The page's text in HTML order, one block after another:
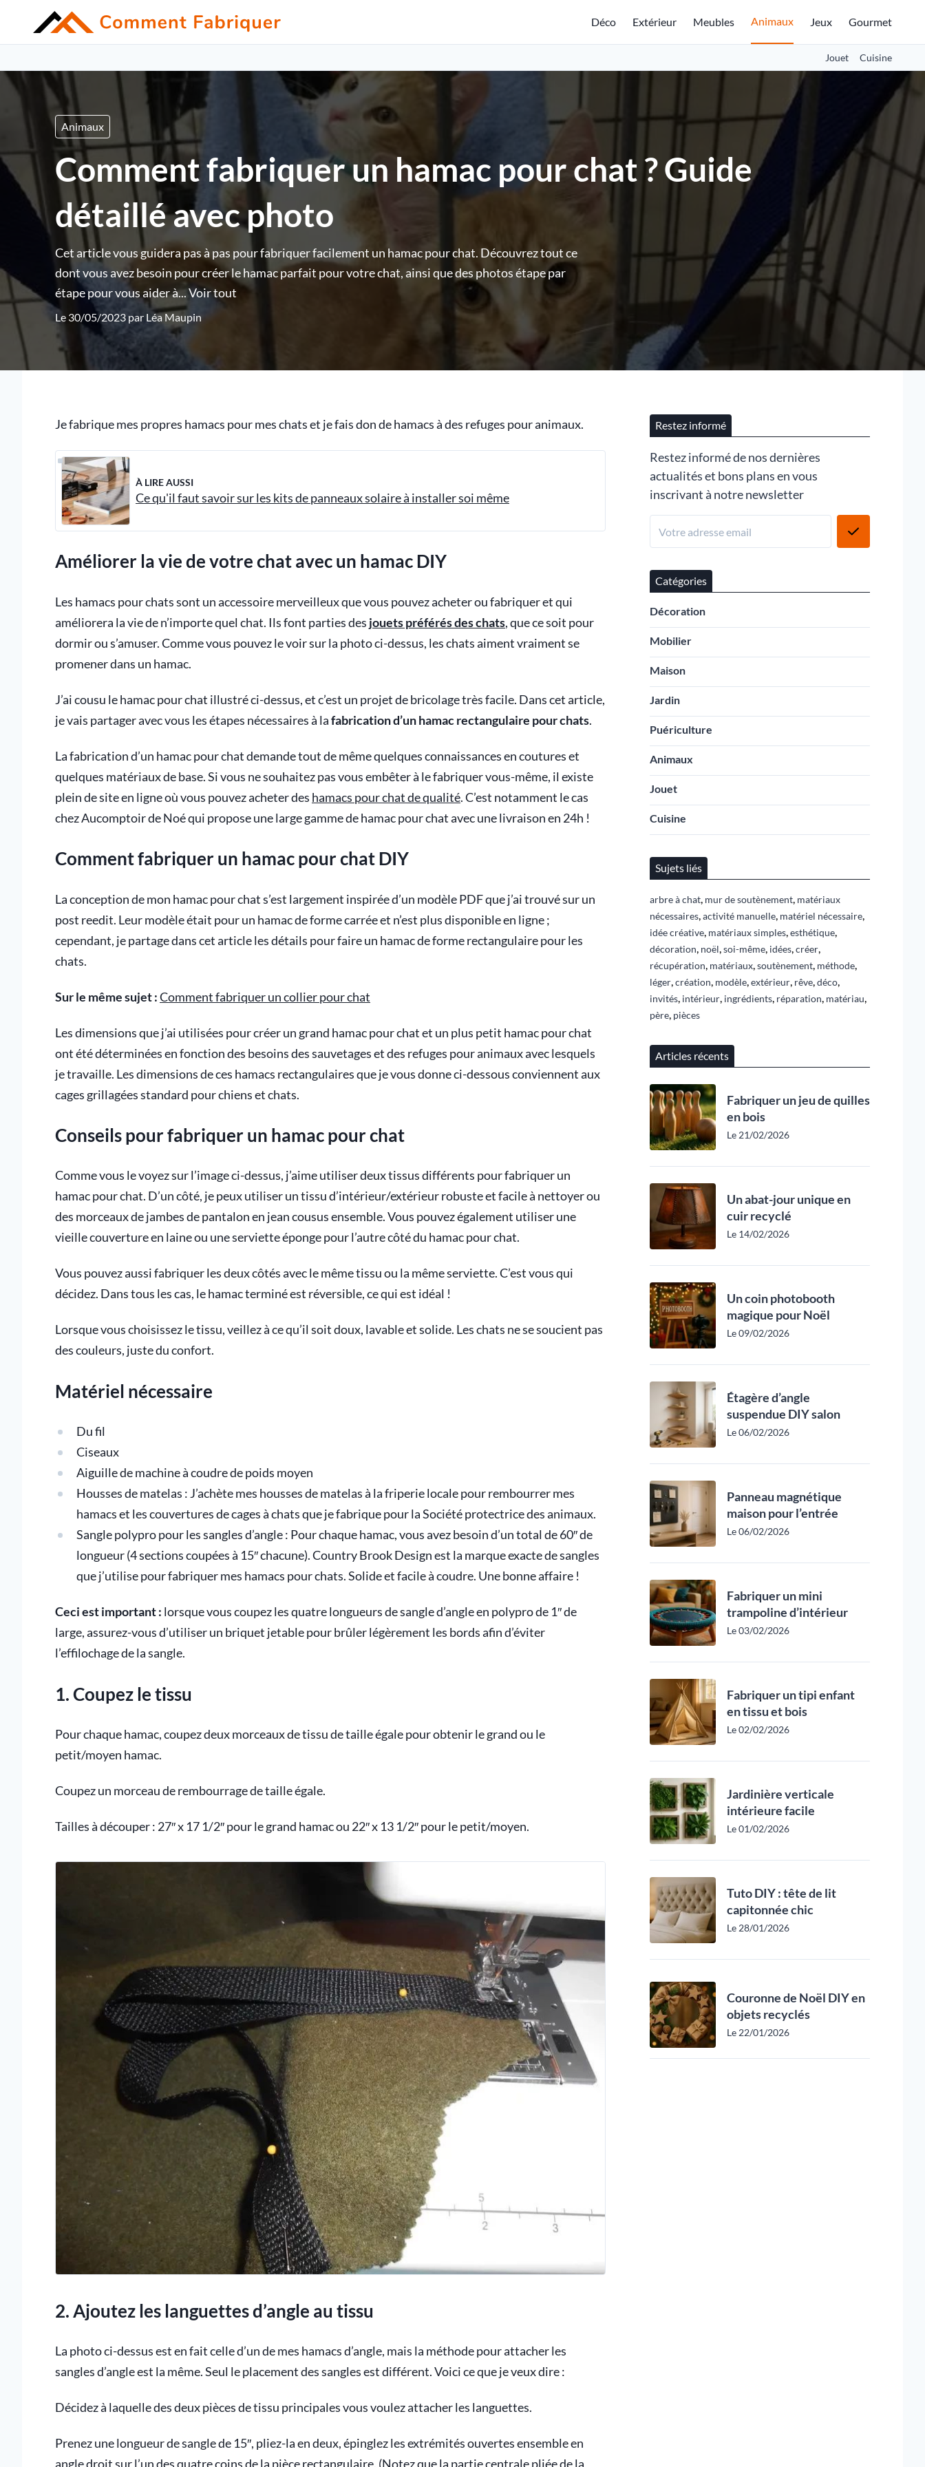
Déco Extérieur Meubles Animaux Jeux Gourmet
Jouet Cuisine
Animaux
Comment fabriquer un hamac pour chat ? Guide
détaillé avec photo
Cet article vous guidera pas à pas pour fabriquer facilement un hamac pour chat. Découvrez tout ce
dont vous avez besoin pour créer le hamac parfait pour votre chat, ainsi que des photos étape par
étape pour vous aider à...Voir tout
Le 30/05/2023 par Léa Maupin
Je fabrique mes propres hamacs pour mes chats et je fais don de hamacs à des refuges pour animaux.
À LIRE AUSSI
Ce qu'il faut savoir sur les kits de panneaux solaire à installer soi même
Améliorer la vie de votre chat avec un hamac DIY
Les hamacs pour chats sont un accessoire merveilleux que vous pouvez acheter ou fabriquer et qui
améliorera la vie de n’importe quel chat. Ils font parties des jouets préférés des chats, que ce soit pour
dormir ou s’amuser. Comme vous pouvez le voir sur la photo ci-dessus, les chats aiment vraiment se
promener dans un hamac.
J’ai cousu le hamac pour chat illustré ci-dessus, et c’est un projet de bricolage très facile. Dans cet article,
je vais partager avec vous les étapes nécessaires à lafabrication d’un hamac rectangulaire pour chats.
La fabrication d’un hamac pour chat demande tout de même quelques connaissances en coutures et
quelques matériaux de base. Si vous ne souhaitez pas vous embêter à le fabriquer vous-même, il existe
plein de site en ligne où vous pouvez acheter des hamacs pour chat de qualité. C’est notamment le cas
chez Aucomptoir de Noé qui propose une large gamme de hamac pour chat avec une livraison en 24h !
Comment fabriquer un hamac pour chat DIY
La conception de mon hamac pour chat s’est largement inspirée d’un modèle PDF que j’ai trouvé sur un
post reedit. Leur modèle était pour un hamac de forme carrée et n’est plus disponible en ligne ;
cependant, je partage dans cet article les détails pour faire un hamac de forme rectangulaire pour les
chats.
Sur le même sujet :Comment fabriquer un collier pour chat
Les dimensions que j’ai utilisées pour créer un grand hamac pour chat et un plus petit hamac pour chat
ont été déterminées en fonction des besoins des sauvetages et des refuges pour animaux avec lesquels
je travaille. Les dimensions de ces hamacs rectangulaires que je vous donne ci-dessous conviennent aux
cages grillagées standard pour chiens et chats.
Conseils pour fabriquer un hamac pour chat
Comme vous le voyez sur l’image ci-dessus, j’aime utiliser deux tissus différents pour fabriquer un
hamac pour chat. D’un côté, je peux utiliser un tissu d’intérieur/extérieur robuste et facile à nettoyer ou
des morceaux de jambes de pantalon en jean cousus ensemble. Vous pouvez également utiliser une
vieille couverture en laine ou une serviette éponge pour l’autre côté du hamac pour chat.
Vous pouvez aussi fabriquer les deux côtés avec le même tissu ou la même serviette. C’est vous qui
décidez. Dans tous les cas, le hamac terminé est réversible, ce qui est idéal !
Lorsque vous choisissez le tissu, veillez à ce qu’il soit doux, lavable et solide. Les chats ne se soucient pas
des couleurs, juste du confort.
Matériel nécessaire
Du fil
Ciseaux
Aiguille de machine à coudre de poids moyen
Housses de matelas : J’achète mes housses de matelas à la friperie locale pour rembourrer mes
hamacs et les couvertures de cages à chats que je fabrique pour la Société protectrice des animaux.
Sangle polypro pour les sangles d’angle : Pour chaque hamac, vous avez besoin d’un total de 60″ de
longueur (4 sections coupées à 15″ chacune). Country Brook Design est la marque exacte de sangles
que j’utilise pour fabriquer mes hamacs pour chats. Solide et facile à coudre. Une bonne affaire !
Ceci est important : lorsque vous coupez les quatre longueurs de sangle d’angle en polypro de 1″ de
large, assurez-vous d’utiliser un briquet jetable pour brûler légèrement les bords afin d’éviter
l’effilochage de la sangle.
1. Coupez le tissu
Pour chaque hamac, coupez deux morceaux de tissu de taille égale pour obtenir le grand ou le
petit/moyen hamac.
Coupez un morceau de rembourrage de taille égale.
Tailles à découper : 27″ x 17 1/2″ pour le grand hamac ou 22″ x 13 1/2″ pour le petit/moyen.
2. Ajoutez les languettes d’angle au tissu
La photo ci-dessus est en fait celle d’un de mes hamacs d’angle, mais la méthode pour attacher les
sangles d’angle est la même. Seul le placement des sangles est différent. Voici ce que je veux dire :
Décidez à laquelle des deux pièces de tissu principales vous voulez attacher les languettes.
Prenez une longueur de sangle de 15″, pliez-la en deux, épinglez les extrémités ouvertes ensemble en
angle droit sur l’un des quatre coins de la pièce rectangulaire. (Notez que la partie centrale pliée de la
Restez informé
Restez informé de nos dernières
actualités et bons plans en vous
inscrivant à notre newsletter
Catégories
Décoration
Mobilier
Maison
Jardin
Puériculture
Animaux
Jouet
Cuisine
Sujets liés
arbre à chat, mur de soutènement, matériaux
nécessaires,activité manuelle, matériel nécessaire,
idée créative, matériaux simples,esthétique,
décoration, noël,soi-même, idées,créer,
récupération, matériaux,soutènement, méthode,
léger,création, modèle,extérieur, rêve,déco,
invités, intérieur, ingrédients, réparation, matériau,
père, pièces
Articles récents
Fabriquer un jeu de quilles
en bois
Le 21/02/2026
Un abat-jour unique en
cuir recyclé
Le 14/02/2026
Un coin photobooth
magique pour Noël
Le 09/02/2026
Étagère d’angle
suspendue DIY salon
Le 06/02/2026
Panneau magnétique
maison pour l’entrée
Le 06/02/2026
Fabriquer un mini
trampoline d’intérieur
Le 03/02/2026
Fabriquer un tipi enfant
en tissu et bois
Le 02/02/2026
Jardinière verticale
intérieure facile
Le 01/02/2026
Tuto DIY : tête de lit
capitonnée chic
Le 28/01/2026
Couronne de Noël DIY en
objets recyclés
Le 22/01/2026